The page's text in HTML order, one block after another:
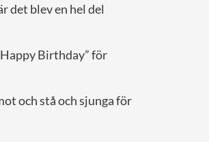
det blev en hel del
Birthday” för
och stå och sjunga för